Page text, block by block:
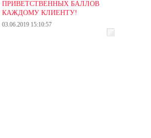
ПРИВЕТСТВЕННЫХ БАЛЛОВ
КАЖДОМУ КЛИЕНТУ!
03.06.2019 15:10:57